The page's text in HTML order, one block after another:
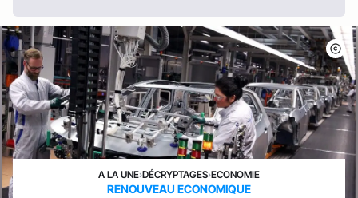
A LA UNE›DÉCRYPTAGES›ECONOMIE
RENOUVEAU ECONOMIQUE